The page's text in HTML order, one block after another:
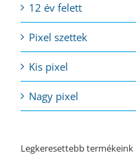
12 év felett
Pixel szettek
Kis pixel
Nagy pixel
Legkeresettebb termékeink